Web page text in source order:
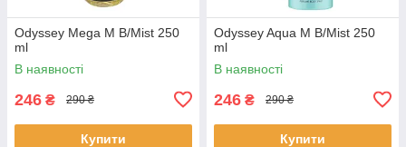
Odyssey Mega M B/Mist 250
ml
В наявності
246 ₴ 290 ₴
Купити
Odyssey Aqua M B/Mist 250
ml
В наявності
246 ₴ 290 ₴
Купити